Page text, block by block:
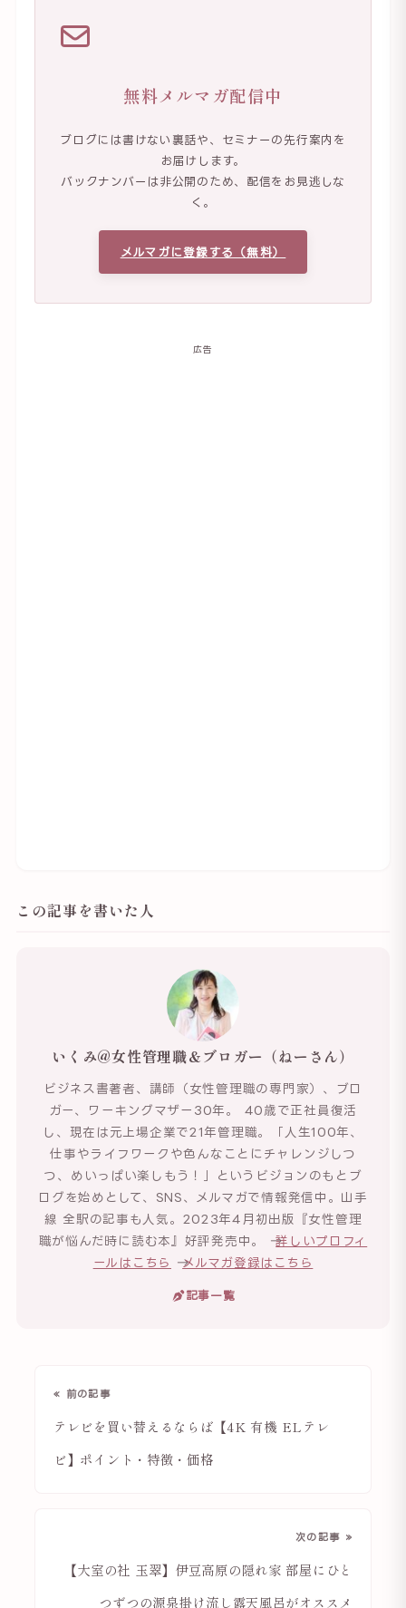
無料メルマガ配信中
ブログには書けない裏話や、セミナーの先行案内を
お届けします。
バックナンバーは非公開のため、配信をお見逃しな
く。
メルマガに登録する（無料）
広告
この記事を書いた人
いくみ@女性管理職＆ブロガー（ねーさん）
ビジネス書著者、講師（女性管理職の専門家）、ブロ
ガー、ワーキングマザー30年。 40歳で正社員復活
し、現在は元上場企業で21年管理職。「人生100年、
仕事やライフワークや色んなことにチャレンジしつ
つ、めいっぱい楽しもう！」というビジョンのもとブ
ログを始めとして、SNS、メルマガで情報発信中。山手
線 全駅の記事も人気。2023年4月初出版『女性管理
職が悩んだ時に読む本』好評発売中。 →詳しいプロフィ
ールはこちら
→メルマガ登録はこちら
記事一覧
« 前の記事
テレビを買い替えるならば【4K 有機 ELテレ
ビ】ポイント・特徴・価格
次の記事 »
【大室の社 玉翠】伊豆高原の隠れ家 部屋にひと
つずつの源泉掛け流し露天風呂がオススメ